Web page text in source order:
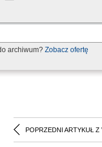
archiwum? Zobacz ofertę
POPRZEDNI ARTYKUŁ Z